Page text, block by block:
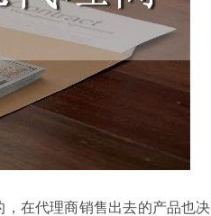
在代理商销售出去的产品也